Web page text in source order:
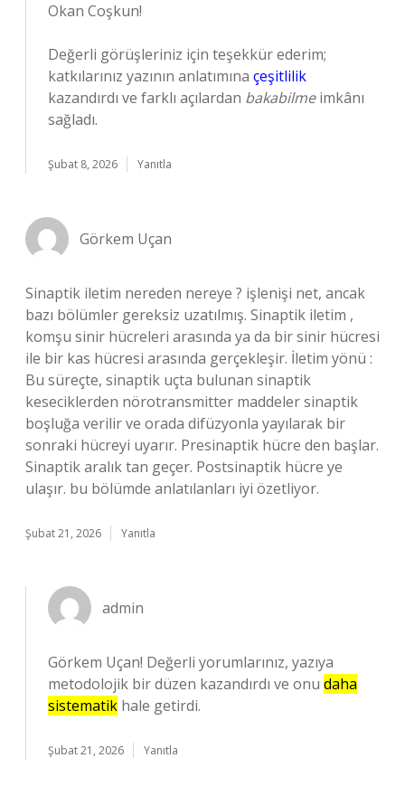
Okan Coşkun!
Değerli görüşleriniz için teşekkür ederim;
katkılarınız yazının anlatımına çeşitlilik
kazandırdı ve farklı açılardan bakabilmeimkânı
sağladı.
Şubat 8, 2026 Yanıtla
Görkem Uçan
Sinaptik iletim nereden nereye ? işlenişi net, ancak
bazı bölümler gereksiz uzatılmış. Sinaptik iletim ,
komşu sinir hücreleri arasında ya da bir sinir hücresi
ile bir kas hücresi arasında gerçekleşir. İletim yönü :
Bu süreçte, sinaptik uçta bulunan sinaptik
keseciklerden nörotransmitter maddeler sinaptik
boşluğa verilir ve orada difüzyonla yayılarak bir
sonraki hücreyi uyarır. Presinaptik hücre den başlar.
Sinaptik aralık tan geçer. Postsinaptik hücre ye
ulaşır. bu bölümde anlatılanları iyi özetliyor.
Şubat 21, 2026 Yanıtla
admin
Görkem Uçan! Değerli yorumlarınız, yazıya
metodolojik bir düzen kazandırdı ve onu daha
sistematik hale getirdi.
Şubat 21, 2026 Yanıtla